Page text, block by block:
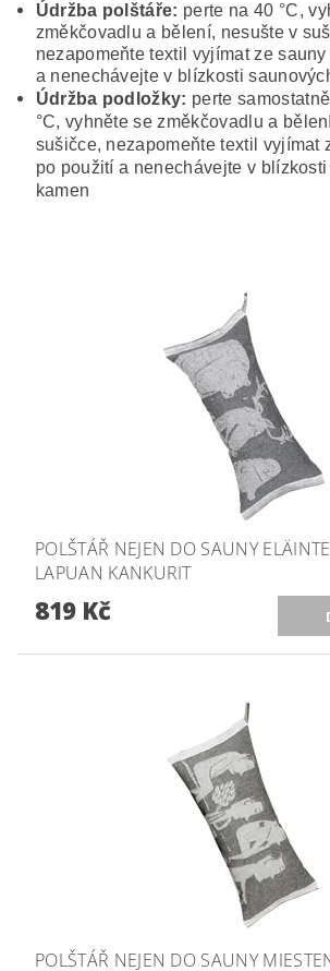
Údržba polštáře: perte na 40 °C,
změkčovadlu a bělení, nesušte v
nezapomeňte textil vyjímat ze
a nenechávejte v blízkosti
Údržba podložky: perte
°C, vyhněte se změkčovadlu a
sušičce, nezapomeňte textil vyjímat
po použití a nenechávejte v
kamen
POLŠTÁŘ NEJEN DO SAUNY
LAPUAN KANKURIT
819 Kč
POLŠTÁŘ NEJEN DO SAUNY